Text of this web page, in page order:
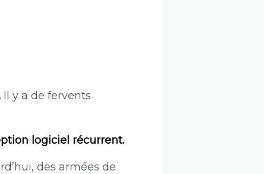
Il y a de fervents
logiciel récurrent.
des armées de